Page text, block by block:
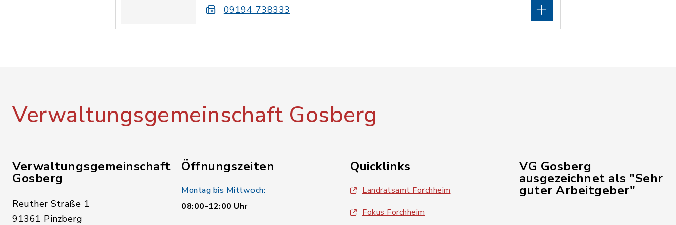
09194 738333
Verwaltungsgemeinschaft Gosberg
Verwaltungsgemeinschaft
Gosberg
Reuther Straße 1
91361 Pinzberg
Öffnungszeiten
Montag bis Mittwoch:
08:00-12:00 Uhr
Quicklinks
Landratsamt Forchheim
Fokus Forchheim
VG Gosberg
ausgezeichnet als "Sehr
guter Arbeitgeber"